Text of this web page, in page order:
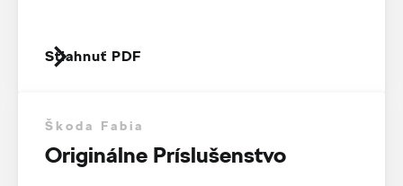
Stiahnuť PDF
Škoda Fabia
Originálne Príslušenstvo